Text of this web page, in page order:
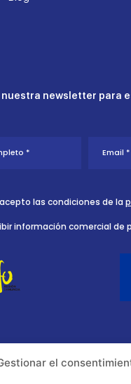
el
newsletter para
las condiciones de la
información comercial de